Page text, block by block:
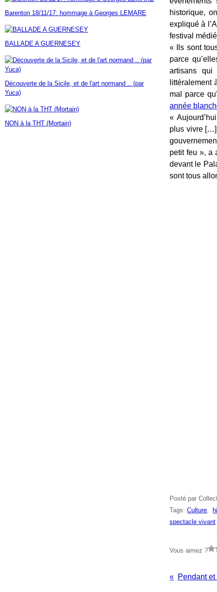
Janvier(7)
Février(9)
Janvier(18)
Mars(60)
Février(24)
Janvier(23)
Avril(14)
Mars (17)
Février(46)
Janvier (35)
Barenton 18/11/17: hommage à Georges LEMARE
BALLADE A GUERNESEY
Découverte de la Sicile, et de l'art normand .. (par
Yuca)
NON à la THT (Mortain)
historique,
expliqué à
festival
« Ils sont
parce
artisans qui
littéralement
mal parce
année
«
plus vivre […]
petit feu », a
devant le
sont tous
Posté par
Tags: Culture,
spectacle vivant
Vous aimez ?